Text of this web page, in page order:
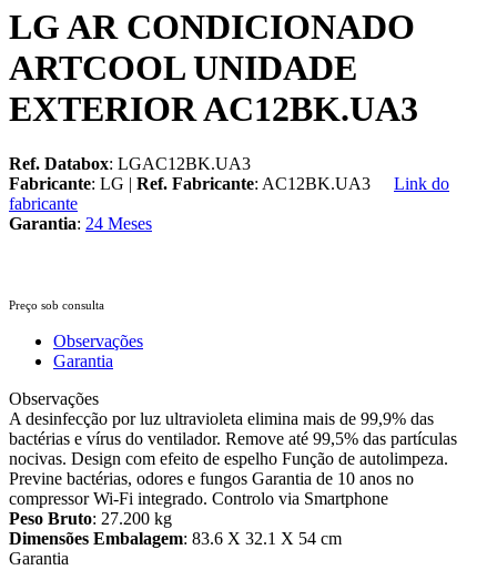
LG AR CONDICIONADO
ARTCOOL UNIDADE
EXTERIOR AC12BK.UA3
Ref. Databox: LGAC12BK.UA3
Fabricante: LG | Ref. Fabricante: AC12BK.UA3
Link do
fabricante
Garantia: 24 Meses
Preço sob consulta
Observações
Garantia
Observações
A desinfecção por luz ultravioleta elimina mais de 99,9% das
bactérias e vírus do ventilador. Remove até 99,5% das partículas
nocivas. Design com efeito de espelho Função de autolimpeza.
Previne bactérias, odores e fungos Garantia de 10 anos no
compressor Wi-Fi integrado. Controlo via Smartphone
Peso Bruto: 27.200 kg
Dimensões Embalagem: 83.6 X 32.1 X 54 cm
Garantia